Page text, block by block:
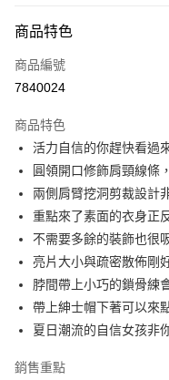
大哥付你分期
【大哥付你分期使用說明】
1.本服務由台灣大哥大提供，
流程，驗證手機門號後，選擇
成交易。
3.實際核准額度、可分期數及
4.訂單成立30分鐘內，如未前
法說明評估內容。
【繳款方式說明】
1.分期款項不併入電信帳單，
醒簡訊。
2.透過簡訊連結打開帳單後，
帳／街口支付／iPASS
【注意事項】
1.本服務係由「台灣大哥大股
買賣價金債權讓與本公司後，
AFTEE先享後付
【關於「AFTEE先享後付」】
AFTEE先享後付是「在收到
便利好安心！
１．簡單：不需註冊會員、不
２．便利：只要手機號碼，簡
３．安心：先確認商品／服務
【「AFTEE先享後付」結帳流
１．於結帳方式選擇「
結帳頁面，進行簡訊認證並確
２．訂單成立數日內，您將收
３．收到繳費通知簡訊後14
ATM／網路銀行／等多元方
※ 請注意：結帳手續完成當
後付繳納相關費用。
ATM付款
全家取貨付款
每筆NT$70，滿NT$699(含
付款後全家取貨
7-11取貨付款
商品特色
商品編號
7840024
商品特色
活力自信的你趕快看過
圓領開口修飾肩頸線條，
兩側肩臂挖洞剪裁設計
重點來了素面的衣身正
不需要多餘的裝飾也很
亮片大小與疏密散佈剛
脖間帶上小巧的鎖骨練
帶上紳士帽下著可以來
夏日潮流的自信女孩非
銷售重點